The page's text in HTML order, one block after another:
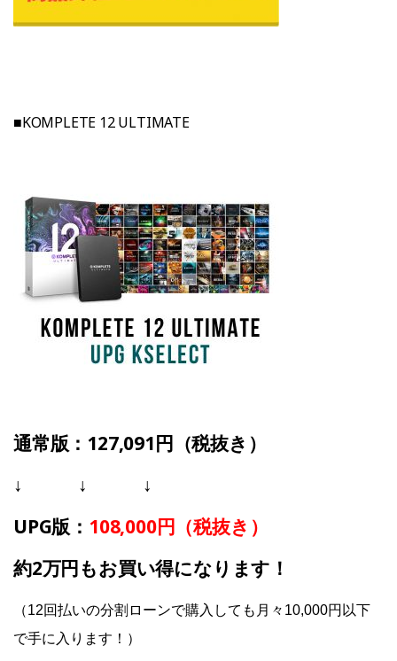
■KOMPLETE 12 ULTIMATE
通常版 ：127,091円（税抜き）
↓ ↓ ↓
UPG版： 108,000円（税抜き）
約2万円もお買い得になります！
（12回払いの分割ローンで購入しても月々10,000円以下
で手に入ります！）